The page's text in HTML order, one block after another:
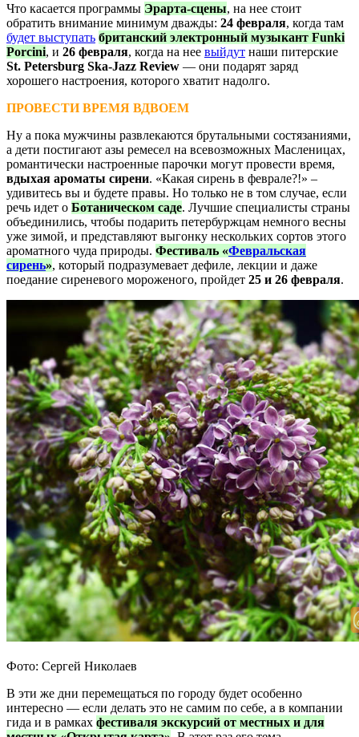
Что касается программы Эрарта-сцены, на нее стоит
обратить внимание минимум дважды: 24 февраля, когда там
будет выступать британский электронный музыкант Funki
Porcini, и 26 февраля, когда на нее выйдут наши питерские
St. Petersburg Ska-Jazz Review — они подарят заряд
хорошего настроения, которого хватит надолго.
ПРОВЕСТИ ВРЕМЯ ВДВОЕМ
Ну а пока мужчины развлекаются брутальными состязаниями,
а дети постигают азы ремесел на всевозможных Масленицах,
романтически настроенные парочки могут провести время,
вдыхая ароматы сирени. «Какая сирень в феврале?!» –
удивитесь вы и будете правы. Но только не в том случае, если
речь идет о Ботаническом саде. Лучшие специалисты страны
объединились, чтобы подарить петербуржцам немного весны
уже зимой, и представляют выгонку нескольких сортов этого
ароматного чуда природы. Фестиваль «Февральская
сирень», который подразумевает дефиле, лекции и даже
поедание сиреневого мороженого, пройдет 25 и 26 февраля.
Фото: Сергей Николаев
В эти же дни перемещаться по городу будет особенно
интересно — если делать это не самим по себе, а в компании
гида и в рамках фестиваля экскурсий от местных и для